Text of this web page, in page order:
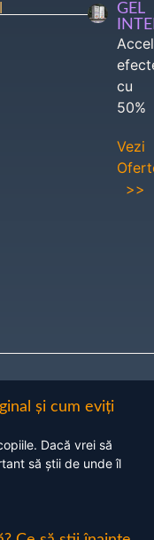
GEL
cu
50%
Vezi
>>
și cum eviți
Dacă vrei să
să știi de unde îl